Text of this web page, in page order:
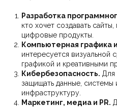
Разработка
кто хочет создавать
цифровые продукты.
Компьютерная графика
интересуется визуальной
графикой и креативными
Кибербезопасность. Для
защищать данные,
инфраструктуру.
Маркетинг, медиа и PR.